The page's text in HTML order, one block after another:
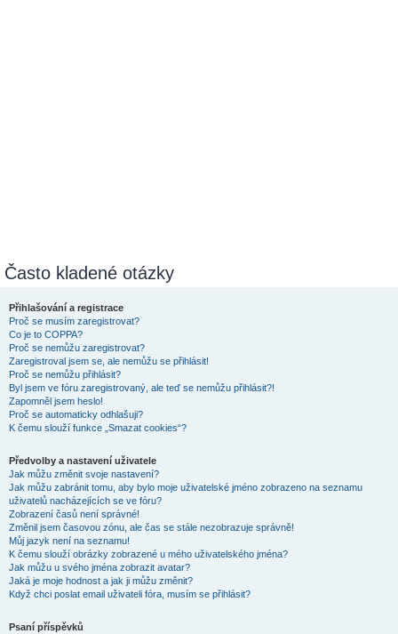
Často kladené otázky
Přihlašování a registrace
Proč se musím zaregistrovat?
Co je to COPPA?
Proč se nemůžu zaregistrovat?
Zaregistroval jsem se, ale nemůžu se přihlásit!
Proč se nemůžu přihlásit?
Byl jsem ve fóru zaregistrovaný, ale teď se nemůžu přihlásit?!
Zapomněl jsem heslo!
Proč se automaticky odhlašuji?
K čemu slouží funkce „Smazat cookies“?
Předvolby a nastavení uživatele
Jak můžu změnit svoje nastavení?
Jak můžu zabránit tomu, aby bylo moje uživatelské jméno zobrazeno na seznamu
uživatelů nacházejících se ve fóru?
Zobrazení časů není správné!
Změnil jsem časovou zónu, ale čas se stále nezobrazuje správně!
Můj jazyk není na seznamu!
K čemu slouží obrázky zobrazené u mého uživatelského jména?
Jak můžu u svého jména zobrazit avatar?
Jaká je moje hodnost a jak ji můžu změnit?
Když chci poslat email uživateli fóra, musím se přihlásit?
Psaní příspěvků